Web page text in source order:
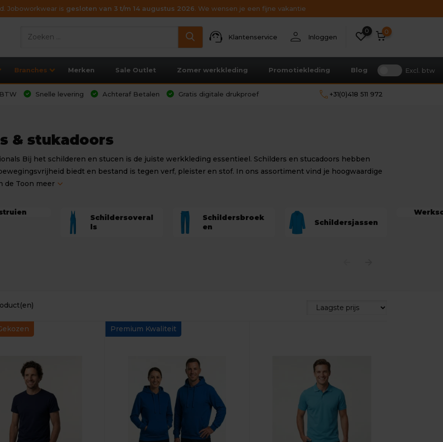
Joboworkwear is gesloten van 3 t/m 14 augustus 2026. We wensen je een fijne vakantie
support_agent Klantenservice person Inloggen
0 0
Branches Merken Sale Outlet Zomer werkkleding Promotiekleding Blog Excl. btw
Snelle levering Achteraf Betalen Gratis digitale drukproef call +31(0)418 511 972
& stukadoors
Bij het schilderen en stucen is de juiste werkkleding essentieel. Schilders en stucadoors hebben
biedt en bestand is tegen verf, pleister en stof. In ons assortiment vind je hoogwaardige
de Toon meer
Schildersoveral
ls
Schildersbroek
en
Schildersjassen
Bekijk alle resultaten
Premium Kwaliteit